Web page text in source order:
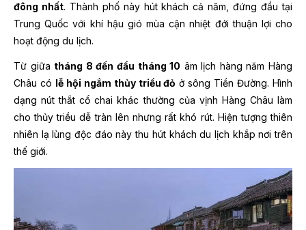
đông nhất. Thành phố này hút khách cả năm, đứng đầu tại
Trung Quốc với khí hậu gió mùa cận nhiệt đới thuận lợi cho
hoạt động du lịch.
Từ giữa tháng 8 đến đầu tháng 10 âm lịch hàng năm Hàng
Châu có lễ hội ngắm thủy triều đỏ ở sông Tiền Đường. Hình
dạng nút thắt cổ chai khác thường của vịnh Hàng Châu làm
cho thủy triều dễ tràn lên nhưng rất khó rút. Hiện tượng thiên
nhiên lạ lùng độc đáo này thu hút khách du lịch khắp nơi trên
thế giới.